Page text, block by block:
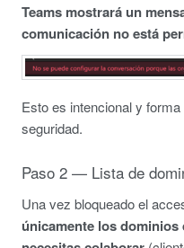
Teams mostrará un
comunicación no está
Esto es intencional y
seguridad.
Paso 2 — Lista de
Una vez bloqueado el
únicamente los dominios